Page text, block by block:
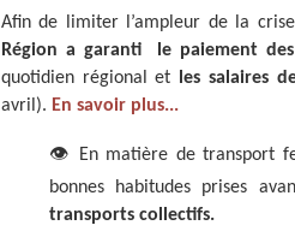
Afin de limiter l’ampleur de la
Région a garanti le paiement
quotidien régional et les salaires
avril). En savoir plus...
👁 En matière de transport
bonnes habitudes prises
transports collectifs.